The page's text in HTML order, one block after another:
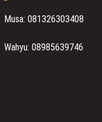
Musa: 081326303408
Wahyu: 08985639746